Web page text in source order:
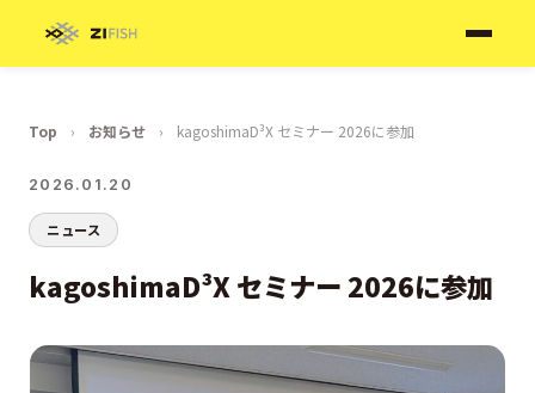
Top › お知らせ › kagoshimaD³X セミナー 2026に参加
2026.01.20
ニュース
kagoshimaD³X セミナー 2026に参加